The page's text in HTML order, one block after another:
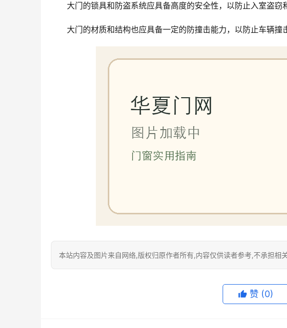
大门的锁具和防盗系统应具备高度的安全性，以防止入室盗窃
大门的材质和结构也应具备一定的防撞击能力，以防止车辆撞
本站内容及图片来自网络,版权归原作者所有,内容仅供读者参考,不承担
赞 (0)